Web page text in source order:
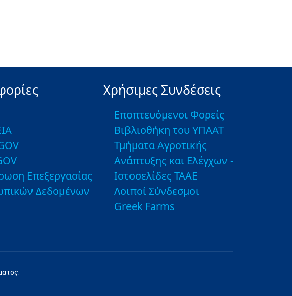
Επεξεργασίας
Δεδομένων
Χρήσιμες Συνδέσεις
Εποπτευόμενοι Φορείς
Βιβλιοθήκη του ΥΠΑΑΤ
Τμήματα Αγροτικής
Ανάπτυξης και Ελέγχων -
Ιστοσελίδες ΤΑΑΕ
Λοιποί Σύνδεσμοι
Greek Farms